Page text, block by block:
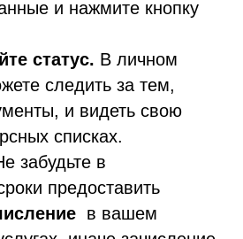
и нажмите кнопку
статус. В личном
следить за тем,
и видеть свою
списках.
забудьте в
предоставить
в вашем